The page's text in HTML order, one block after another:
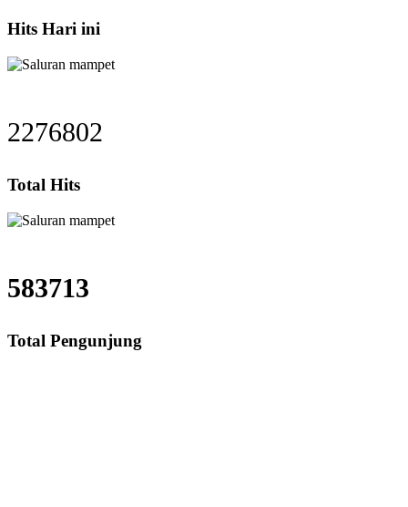
Hits Hari ini
2276802
Total Hits
583713
Total Pengunjung